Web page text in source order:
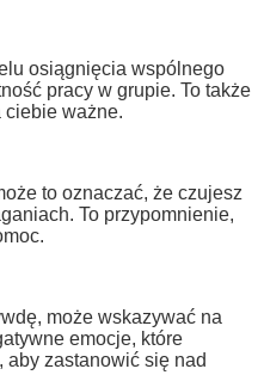
osiągnięcia wspólnego
pracy w grupie. To także
ciebie ważne.
to oznaczać, że czujesz
To przypomnienie,
może wskazywać na
emocje, które
aby zastanowić się nad